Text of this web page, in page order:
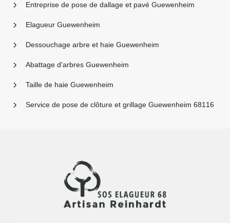
Entreprise de pose de dallage et pavé Guewenheim
Elagueur Guewenheim
Dessouchage arbre et haie Guewenheim
Abattage d'arbres Guewenheim
Taille de haie Guewenheim
Service de pose de clôture et grillage Guewenheim 68116